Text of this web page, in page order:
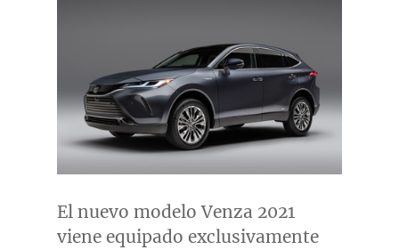
El nuevo modelo Venza 2021
viene equipado exclusivamente